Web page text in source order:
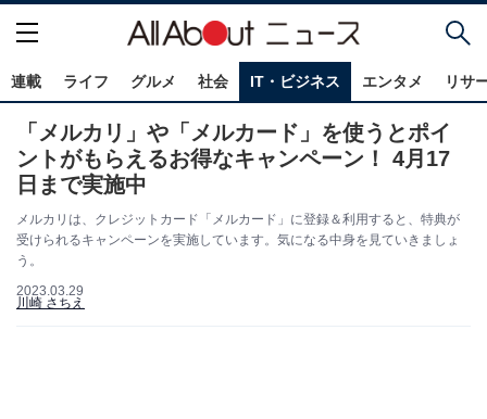
連載 ライフ グルメ 社会 IT・ビジネス エンタメ リサ
「メルカリ」や「メルカード」を使うとポイ
ントがもらえるお得なキャンペーン！ 4月17
日まで実施中
メルカリは、クレジットカード「メルカード」に登録＆利用すると、特典が
受けられるキャンペーンを実施しています。気になる中身を見ていきましょ
う。
2023.03.29
川崎 さちえ